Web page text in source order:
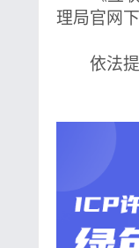
理局官网
依法提